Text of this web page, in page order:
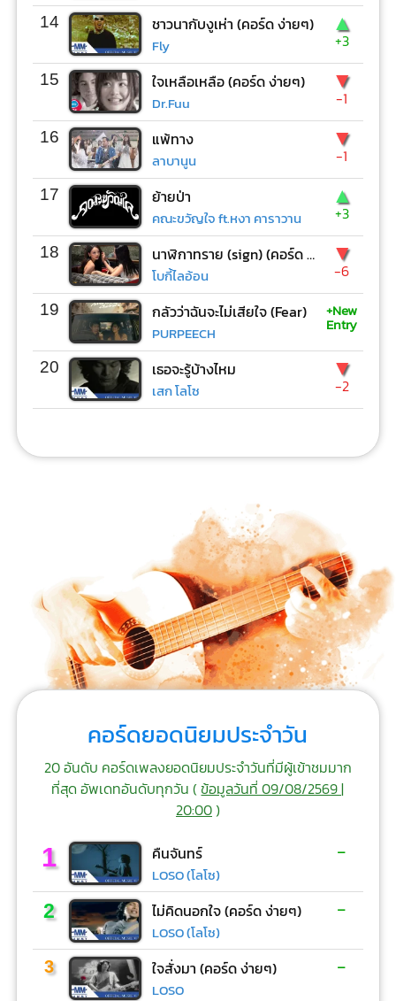
14 ชาวนากับงูเห่า (คอร์ด ง่ายๆ)
Fly
▲
+3
15 ใจเหลือเหลือ (คอร์ด ง่ายๆ)
Dr.Fuu
▼
-1
16 แพ้ทาง
ลาบานูน
▼
-1
17 ย้ายป่า
คณะขวัญใจ ft.หงา คาราวาน
▲
+3
18 นาฬิกาทราย (sign) (คอร์ด ง่ายๆ)
โบกี้ไลอ้อน
▼
-6
19 กลัวว่าฉันจะไม่เสียใจ (Fear)
PURPEECH
+New
Entry
20 เธอจะรู้บ้างไหม
เสก โลโซ
▼
-2
คอร์ดยอดนิยมประจำวัน
20 อันดับ คอร์ดเพลงยอดนิยมประจำวันที่มีผู้เข้าชมมาก
ที่สุด อัพเดทอันดับทุกวัน (ข้อมูลวันที่ 09/08/2569 |
20:00)
1 คืนจันทร์
LOSO (โลโซ)
-
2 ไม่คิดนอกใจ (คอร์ด ง่ายๆ)
LOSO (โลโซ)
-
3 ใจสั่งมา (คอร์ด ง่ายๆ)
LOSO
-